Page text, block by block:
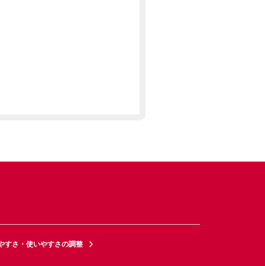
すさ・使いやすさの調整